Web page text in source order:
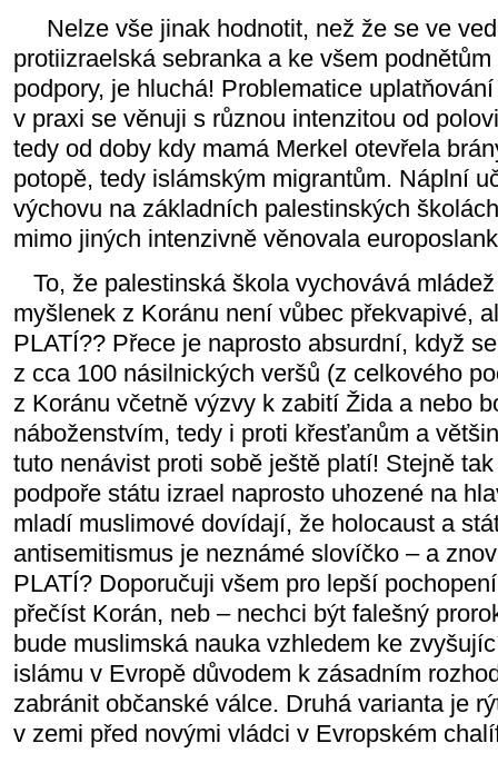
Nelze vše jinak hodnotit, než že se ve
protiizraelská sebranka a ke všem
podpory, je hluchá! Problematice
v praxi se věnuji s různou intenzitou od
tedy od doby kdy mamá Merkel otevřela
potopě, tedy islámským migrantům. Náplní
výchovu na základních palestinských
mimo jiných intenzivně věnovala
To, že palestinská škola vychovává
myšlenek z Koránu není vůbec překvapivé,
PLATÍ?? Přece je naprosto absurdní, když
z cca 100 násilnických veršů (z celkového
z Koránu včetně výzvy k zabití Žida a nebo
náboženstvím, tedy i proti křesťanům a
tuto nenávist proti sobě ještě platí! Stejně
podpoře státu izrael naprosto uhozené na
mladí muslimové dovídají, že holocaust a
antisemitismus je neznámé slovíčko – a
PLATÍ? Doporučuji všem pro lepší
přečíst Korán, neb – nechci být falešný
bude muslimská nauka vzhledem ke
islámu v Evropě důvodem k zásadním
zabránit občanské válce. Druhá varianta je
v zemi před novými vládci v Evropském